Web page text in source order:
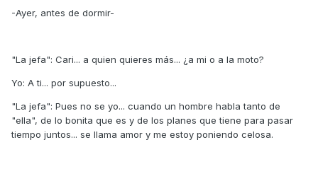
-Ayer, antes de dormir-
"La jefa": Cari... a quien quieres más... ¿a mi o a la moto?
Yo: A ti... por supuesto...
"La jefa": Pues no se yo... cuando un hombre habla tanto de
"ella", de lo bonita que es y de los planes que tiene para pasar
tiempo juntos... se llama amor y me estoy poniendo celosa.